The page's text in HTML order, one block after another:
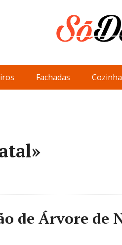
Fachadas
de Árvore de